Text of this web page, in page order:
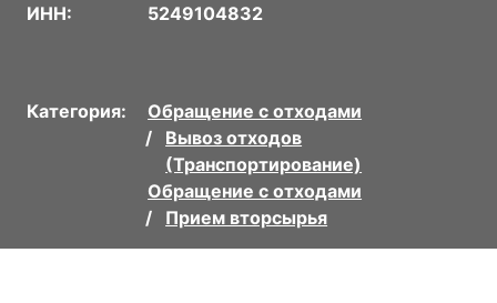
ИНН: 5249104832
Категория:
Обращение с отходами
Вывоз отходов
(Транспортирование)
Обращение с отходами
Прием вторсырья